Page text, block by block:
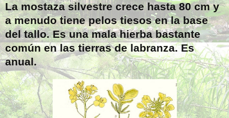
La mostaza silvestre crece hasta80 cmy
a menudo tiene pelos tiesos en la base
del tallo. Es una mala hierba bastante
común en las tierras de labranza. Es
anual.